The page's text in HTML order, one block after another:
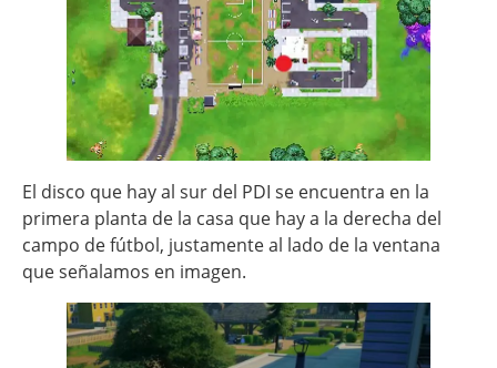
El disco que hay al sur del PDI se encuentra en la
primera planta de la casa que hay a la derecha del
campo de fútbol, justamente al lado de la ventana
que señalamos en imagen.